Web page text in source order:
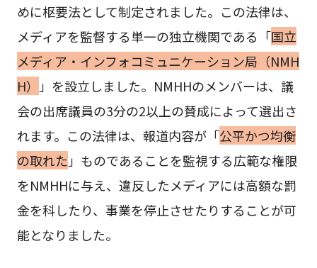
めに枢要法として制定されました。この法律は、
メディアを監督する単一の独立機関である「国立
メディア・インフォコミュニケーション局（NMH
H）
」を設立しました。NMHHのメンバーは、議
会の出席議員の3分の2以上の賛成によって選出さ
れます。この法律は、報道内容が「公平かつ均衡
の取れた 」ものであることを監視する広範な権限
をNMHHに与え、違反したメディアには高額な罰
金を科したり、事業を停止させたりすることが可
能となりました。